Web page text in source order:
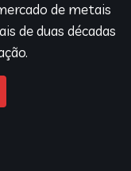
de metais
de duas décadas